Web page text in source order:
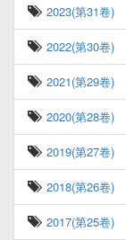
2023(第31卷)
2022(第30卷)
2021(第29卷)
2020(第28卷)
2019(第27卷)
2018(第26卷)
2017(第25卷)